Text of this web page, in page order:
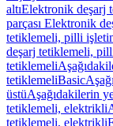
altıElektronik deşarj
parçası Elektronik
tetiklemeli, pilli
deşarj tetiklemeli,
tetiklemeli
tetiklemeliBasic
üstüAşağıdakilerin
tetiklemeli, elektrikli
tetiklemeli, elektrikli